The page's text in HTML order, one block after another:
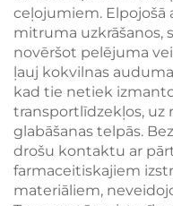
ceļojumiem. Elpojošā
mitruma uzkrāšanos,
novēršot pelējuma
ļauj kokvilnas
kad tie netiek
transportlīdzekļos, uz
glabāšanas telpās.
drošu kontaktu ar
farmaceitiskajiem
materiāliem,